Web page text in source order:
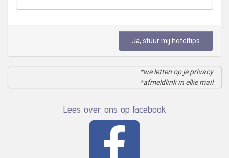
Ja, stuur mij hoteltips
*we letten op je privacy
*afmeldlink in elke mail
Lees over ons op facebook